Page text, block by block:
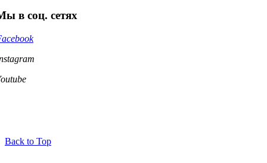
в соц. сетях
Back to Top